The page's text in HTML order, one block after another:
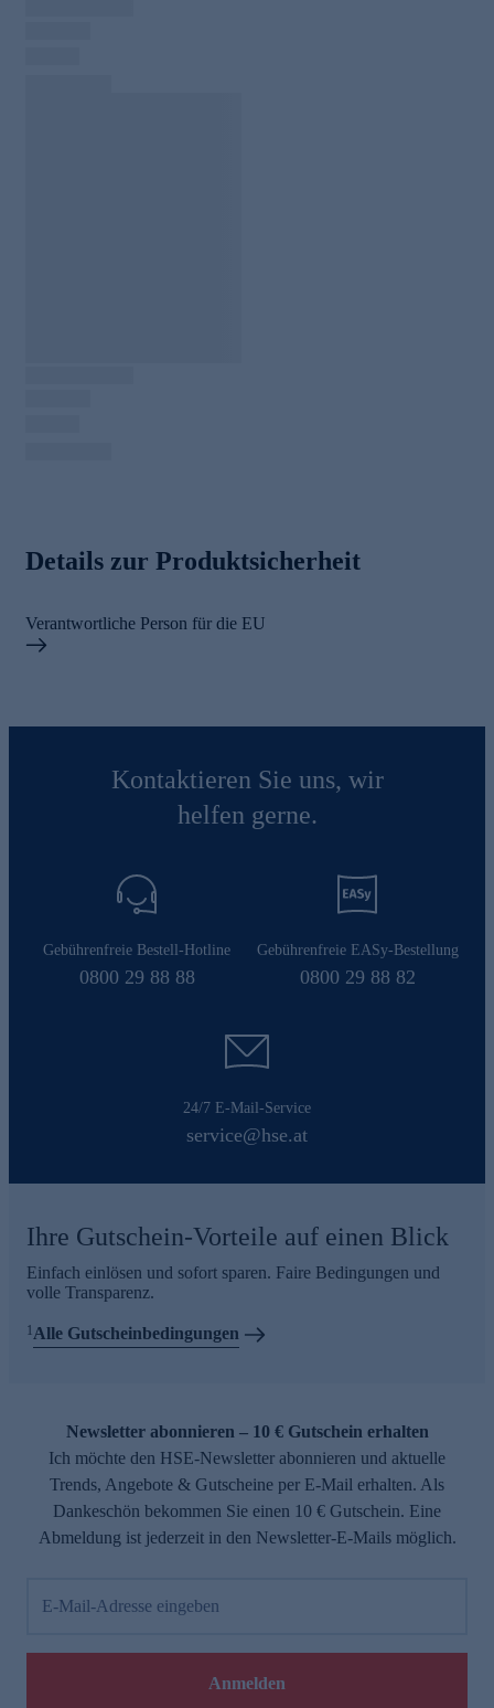
Details zur Produktsicherheit
Verantwortliche Person für die EU
Kontaktieren Sie uns, wir
helfen gerne.
Gebührenfreie Bestell-Hotline
0800 29 88 88
Gebührenfreie EASy-Bestellung
0800 29 88 82
24/7 E-Mail-Service
service@hse.at
Ihre Gutschein-Vorteile auf einen Blick
Einfach einlösen und sofort sparen. Faire Bedingungen und
volle Transparenz.
1 Alle Gutscheinbedingungen
Newsletter abonnieren – 10 € Gutschein erhalten
Ich möchte den HSE-Newsletter abonnieren und aktuelle
Trends, Angebote & Gutscheine per E-Mail erhalten. Als
Dankeschön bekommen Sie einen 10 € Gutschein. Eine
Abmeldung ist jederzeit in den Newsletter-E-Mails möglich.
E-Mail-Adresse eingeben
Anmelden